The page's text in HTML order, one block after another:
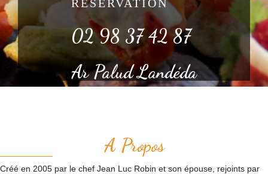
RÉSERVATION
02 98 37 42 87
Ar Palud Landéda
A Propos
Créé en 2005 par le chef Jean Luc Robin et son épouse, rejoints par